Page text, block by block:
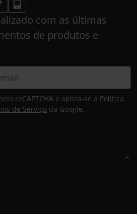
com as últimas
de produtos e
reCAPTCHA e aplica-se a Política
de Serviço da Google.